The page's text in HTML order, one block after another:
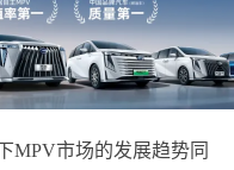
MPV市场的发展趋势同